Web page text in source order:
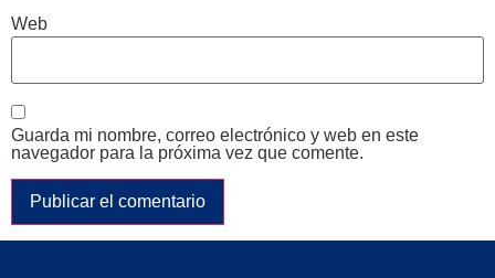
Web
Guarda mi nombre, correo electrónico y web en este
navegador para la próxima vez que comente.